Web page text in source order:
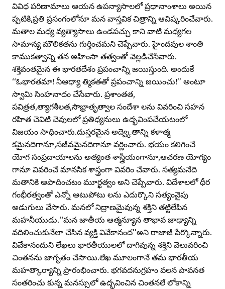
వివిధ పరిణామాలు ఆయన ఉపన్యాసాలలో ప్రధానాంశాలు అయిన
ప్పటికి,ప్రతి ప్రసంగంలోనూ మన వాస్తవిక చిత్రాన్ని ఆవిష్కరించేవారు.
మతాల మధ్య వ్యత్యాసాలు ఉండపచ్చు కాని వాటి మధ్యగల
సామాన్య మౌలికతను గుర్తించమని చెప్పేవారు. హైందవుల శాంతి
కాముకత్వాన్ని తన అహింసా తత్వంతో వెల్లడిచేసేవారు.
శక్తివంతమైన ఈ భారతదేశం ప్రపంచాన్ని జయిస్తుంది. అందుకే
‘‘ఓభారతమా! నీఆధ్యా త్మికతతో ప్రపంచాన్ని జయించు!’’ అంటూ
స్వామి సింహనాదం చేసేవారు. ప్రశాంతత,
పవిత్రత,త్యాగశీలత,సౌభ్రాతృత్వాల సందేశా లను వివరించి సహన
రహిత చెవిటి చెవులలో ప్రతిధ్యనులు ఉద్భవింపచేయటంలో
విజయం సాధించారు.దుస్తరమైన అద్వ్కెతాన్ని కళాత్మ
కమైనదిగానూ,సజీవమైనదిగానూ వర్ణించారు. భయం కలిగించే
యోగ సంప్రదాయాలను అత్యంత శాస్త్రీయంగానూ,ఆచరణ యోగ్యం
గానూ వివరించే మానసిక శాస్త్రంగా వివరిం చేవారు. సత్యమనేది
మతానికి ఆపాదించటం మూర్ఖత్వం అని చెప్పేవారు. విదేశాలలో ధీర
గంభీరత్వంతో ఎన్నో ఆటుపోటు లను ఎదుర్కొని సత్యంవైపు
అడుగులు వేసారు. మనలో నిద్రాణమైవున్న శక్తిని తట్టిలేపిన
మహనీయుడు.‘‘మన జాతీయ ఆత్మన్యూన తాభావ జాఢ్యాన్ని
వదిలించుకునేలా చేసిన వ్యక్తి వివేకానంద’’అని రాజాజీ పేర్కొన్నారు.
వివేకానందుని లేఖలు భారతీయులలో దాగివున్న శక్తిని వెలువరించి
చింతనను జాగృతం చేసాయి.లేఖ మూలంగానే తమ భారతీయ
మహత్కార్యాన్ని ప్రారంభించారు. భగవదనుగ్రహం వలన పావనత
సంతరించు కున్న మనస్సులో ఉద్భవించిన చింతనలే లోకాన్ని